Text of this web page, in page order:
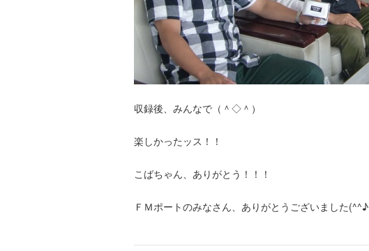
収録後、みんなで（＾◇＾）
楽しかったッス！！
こばちゃん、ありがとう！！！
ＦＭポートのみなさん、ありがとうございました(^^♪